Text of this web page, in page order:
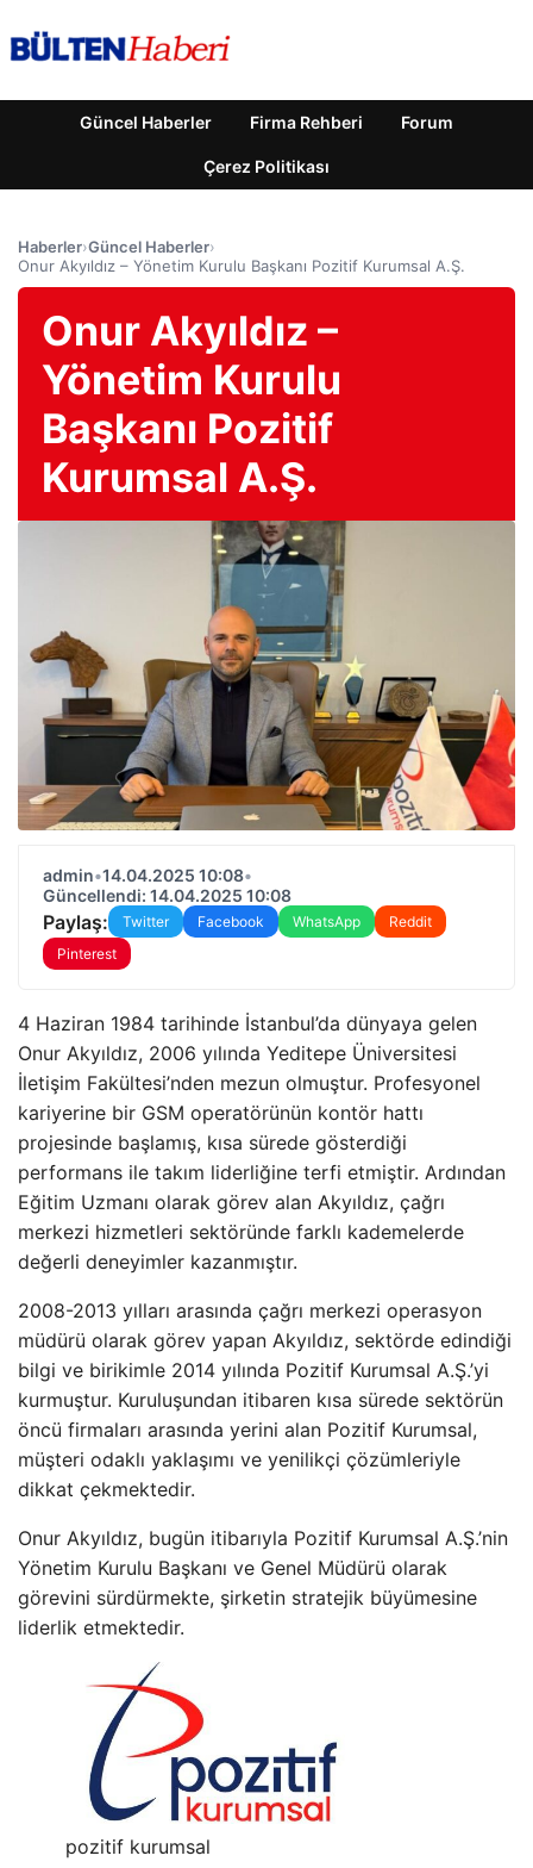
Güncel Haberler Firma Rehberi Forum
Çerez Politikası
Haberler›Güncel Haberler›
Onur Akyıldız – Yönetim Kurulu Başkanı Pozitif Kurumsal A.Ş.
Onur Akyıldız –
Yönetim Kurulu
Başkanı Pozitif
Kurumsal A.Ş.
admin•14.04.2025 10:08•
Güncellendi: 14.04.2025 10:08
Paylaş: Twitter Facebook WhatsApp
Reddit
Pinterest
4 Haziran 1984 tarihinde İstanbul’da dünyaya gelen
Onur Akyıldız, 2006 yılında Yeditepe Üniversitesi
İletişim Fakültesi’nden mezun olmuştur. Profesyonel
kariyerine bir GSM operatörünün kontör hattı
projesinde başlamış, kısa sürede gösterdiği
performans ile takım liderliğine terfi etmiştir. Ardından
Eğitim Uzmanı olarak görev alan Akyıldız, çağrı
merkezi hizmetleri sektöründe farklı kademelerde
değerli deneyimler kazanmıştır.
2008-2013 yılları arasında çağrı merkezi operasyon
müdürü olarak görev yapan Akyıldız, sektörde edindiği
bilgi ve birikimle 2014 yılında Pozitif Kurumsal A.Ş.’yi
kurmuştur. Kuruluşundan itibaren kısa sürede sektörün
öncü firmaları arasında yerini alan Pozitif Kurumsal,
müşteri odaklı yaklaşımı ve yenilikçi çözümleriyle
dikkat çekmektedir.
Onur Akyıldız, bugün itibarıyla Pozitif Kurumsal A.Ş.’nin
Yönetim Kurulu Başkanı ve Genel Müdürü olarak
görevini sürdürmekte, şirketin stratejik büyümesine
liderlik etmektedir.
pozitif kurumsal